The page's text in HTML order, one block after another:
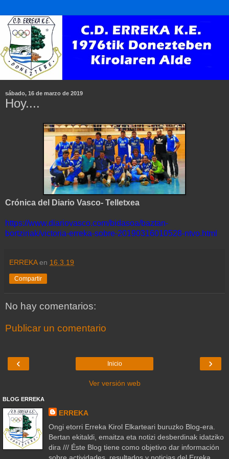
sábado, 16 de marzo de 2019
Hoy....
Crónica del Diario Vasco- Telletxea
https://www.diariovasco.com/bidasoa/baztan-
bortziriak/victoria-erreka-sobre-20190316010528-ntvo.html
ERREKA en 16.3.19
Compartir
No hay comentarios:
Publicar un comentario
‹ ›
Inicio
Ver versión web
BLOG ERREKA
ERREKA
Ongi etorri Erreka Kirol Elkarteari buruzko Blog-era.
Bertan ekitaldi, emaitza eta notizi desberdinak idatziko
dira /// Éste Blog tiene como objetivo dar información